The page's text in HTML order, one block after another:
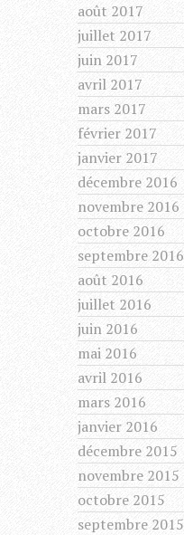
août 2017
juillet 2017
juin 2017
avril 2017
mars 2017
février 2017
janvier 2017
décembre 2016
novembre 2016
octobre 2016
septembre 2016
août 2016
juillet 2016
juin 2016
mai 2016
avril 2016
mars 2016
janvier 2016
décembre 2015
novembre 2015
octobre 2015
septembre 2015